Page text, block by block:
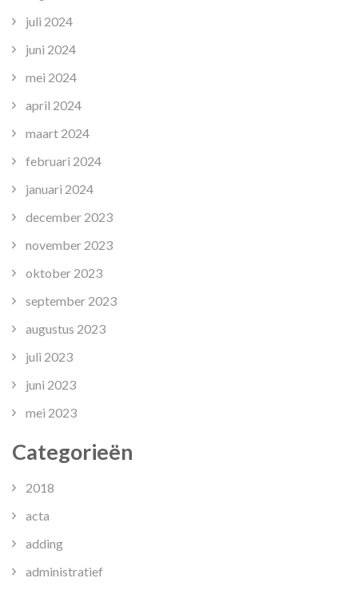
juli 2024
juni 2024
mei 2024
april 2024
maart 2024
februari 2024
januari 2024
december 2023
november 2023
oktober 2023
september 2023
augustus 2023
juli 2023
juni 2023
mei 2023
Categorieën
2018
acta
adding
administratief